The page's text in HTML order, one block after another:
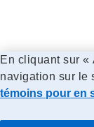
En cliquant sur
navigation sur le
témoins pour en